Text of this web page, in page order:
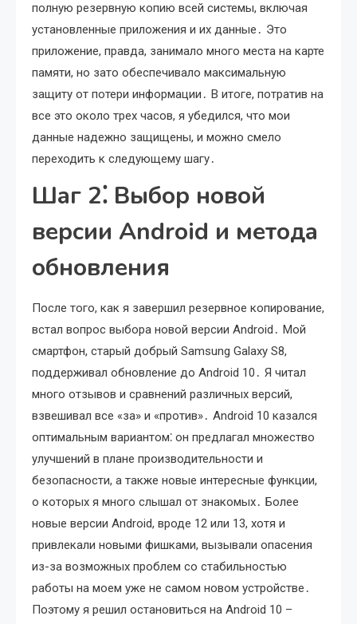
полную резервную копию всей системы, включая
установленные приложения и их данные․ Это
приложение, правда, занимало много места на карте
памяти, но зато обеспечивало максимальную
защиту от потери информации․ В итоге, потратив на
все это около трех часов, я убедился, что мои
данные надежно защищены, и можно смело
переходить к следующему шагу․
Шаг 2⁚ Выбор новой
версии Android и метода
обновления
После того, как я завершил резервное копирование,
встал вопрос выбора новой версии Android․ Мой
смартфон, старый добрый Samsung Galaxy S8,
поддерживал обновление до Android 10․ Я читал
много отзывов и сравнений различных версий,
взвешивал все «за» и «против»․ Android 10 казался
оптимальным вариантом⁚ он предлагал множество
улучшений в плане производительности и
безопасности, а также новые интересные функции,
о которых я много слышал от знакомых․ Более
новые версии Android, вроде 12 или 13, хотя и
привлекали новыми фишками, вызывали опасения
из-за возможных проблем со стабильностью
работы на моем уже не самом новом устройстве․
Поэтому я решил остановиться на Android 10 –